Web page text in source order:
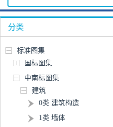
分类
标准图集
国标图集
中南标图集
建筑
0类 建筑构造
1类 墙体